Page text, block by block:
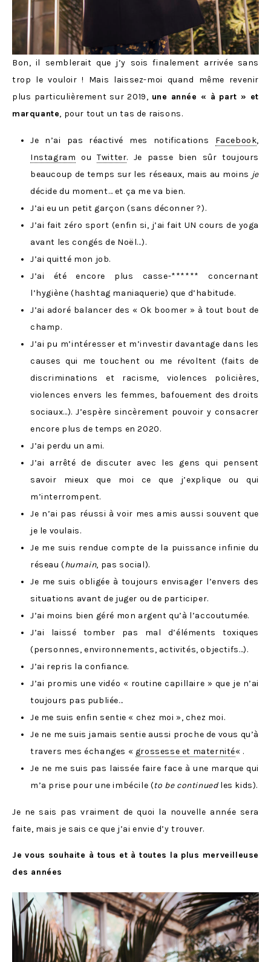
Bon, il semblerait que j’y sois finalement arrivée sans
trop le vouloir ! Mais laissez-moi quand même revenir
plus particulièrement sur 2019, une année « à part » et
marquante, pour tout un tas de raisons.
Je n’ai pas réactivé mes notifications Facebook,
Instagram ouTwitter. Je passe bien sûr toujours
beaucoup de temps sur les réseaux, mais au moins je
décide du moment… et ça me va bien.
J’ai eu un petit garçon (sans déconner ?).
J’ai fait zéro sport (enfin si, j’ai fait UN cours de yoga
avant les congés de Noël…).
J’ai quitté mon job.
J’ai été encore plus casse-****** concernant
l’hygiène (hashtag maniaquerie) que d’habitude.
J’ai adoré balancer des « Ok boomer » à tout bout de
champ.
J’ai pu m’intéresser et m’investir davantage dans les
causes qui me touchent ou me révoltent (faits de
discriminations et racisme, violences policières,
violences envers les femmes, bafouement des droits
sociaux…). J’espère sincèrement pouvoir y consacrer
encore plus de temps en 2020.
J’ai perdu un ami.
J’ai arrêté de discuter avec les gens qui pensent
savoir mieux que moi ce que j’explique ou qui
m’interrompent.
Je n’ai pas réussi à voir mes amis aussi souvent que
je le voulais.
Je me suis rendue compte de la puissance infinie du
réseau (humain, pas social).
Je me suis obligée à toujours envisager l’envers des
situations avant de juger ou de participer.
J’ai moins bien géré mon argent qu’à l’accoutumée.
J’ai laissé tomber pas mal d’éléments toxiques
(personnes, environnements, activités, objectifs…).
J’ai repris la confiance.
J’ai promis une vidéo « routine capillaire » que je n’ai
toujours pas publiée…
Je me suis enfin sentie « chez moi », chez moi.
Je ne me suis jamais sentie aussi proche de vous qu’à
travers mes échanges « grossesse et maternité« .
Je ne me suis pas laissée faire face à une marque qui
m’a prise pour une imbécile (to be continuedles kids).
Je ne sais pas vraiment de quoi la nouvelle année sera
faite, mais je sais ce que j’ai envie d’y trouver.
Je vous souhaite à tous et à toutes la plus merveilleuse
des années